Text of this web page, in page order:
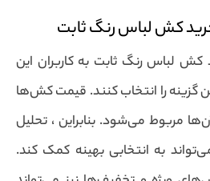
کش لباس رنگ ثابت
لباس رنگ ثابت به کاربران این
گزینه را انتخاب کنند. قیمت کش‌ها
مربوط می‌شود. بنابراین ، تحلیل
به انتخابی بهینه کمک کند.